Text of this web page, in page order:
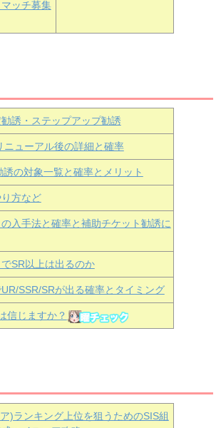
ッチ募集
勧誘・ステップアップ勧誘
ニューアル後の詳細と確率
誘の対象一覧と確率とメリット
方など
入手法と確率と補助チケット勧誘に
SR以上は出るのか
SSR/SRが出る確率とタイミング
信じますか？
)ランキング上位を狙うためのSIS組